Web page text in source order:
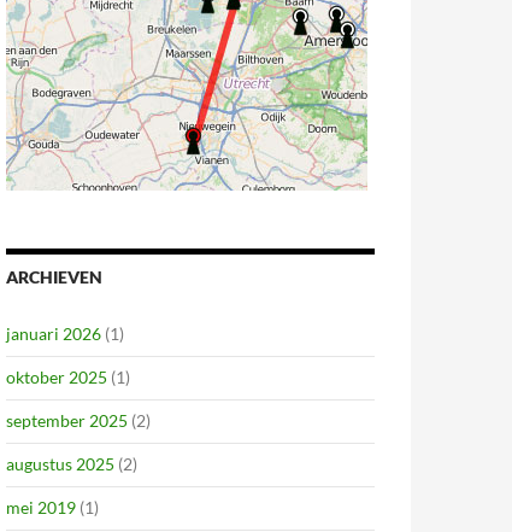
ARCHIEVEN
januari 2026 (1)
oktober 2025 (1)
september 2025 (2)
augustus 2025 (2)
mei 2019 (1)